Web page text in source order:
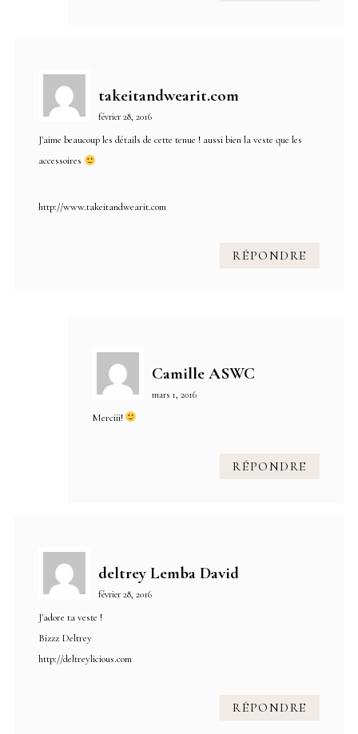
takeitandwearit.com
février 28, 2016
J'aime beaucoup les détails de cette tenue ! aussi bien la veste que les
accessoires
http://www.takeitandwearit.com
RÉPONDRE
Camille ASWC
mars 1, 2016
Merciii!
RÉPONDRE
deltrey Lemba David
février 28, 2016
J'adore ta veste !
Bizzz Deltrey
http://deltreylicious.com
RÉPONDRE